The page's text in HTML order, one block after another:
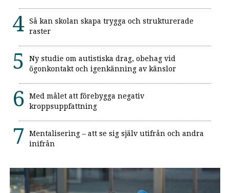
Så kan skolan skapa trygga och strukturerade
raster
Ny studie om autistiska drag, obehag vid
ögonkontakt och igenkänning av känslor
Med målet att förebygga negativ
kroppsuppfattning
Mentalisering – att se sig själv utifrån och andra
inifrån